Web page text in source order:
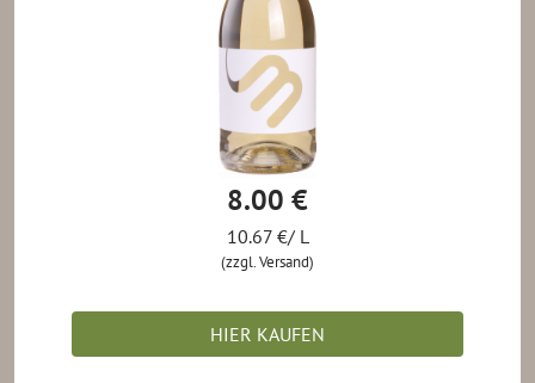
8.00 €
10.67 €/ L
(zzgl. Versand)
HIER KAUFEN